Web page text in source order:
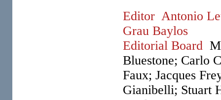
Editor Antonio
Grau Baylos
Editorial Board
Bluestone; Carlo
Faux; Jacques
Gianibelli; Stuart